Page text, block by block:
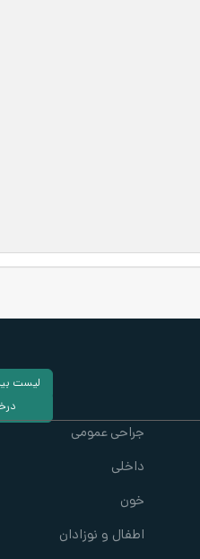
لیست
جراحی عمومی
داخلی
خون
اطفال و نوزادان